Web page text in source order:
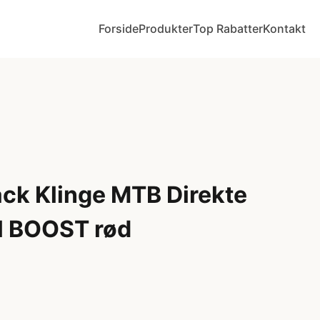
ForsideProdukterTop RabatterKontakt
Klinge MTB Direkte
rød